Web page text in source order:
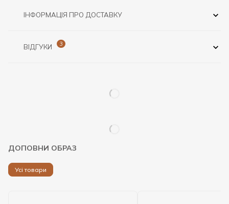
ІНФОРМАЦІЯ ПРО ДОСТАВКУ
ВІДГУКИ 3
ДОПОВНИ ОБРАЗ
Усі товари